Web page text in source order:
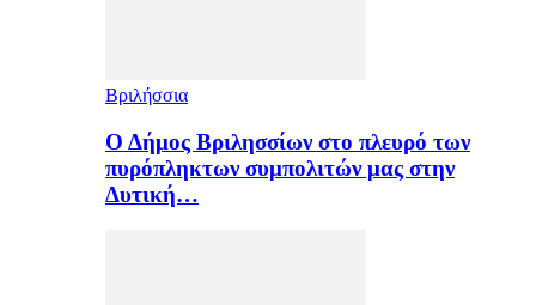
Βριλήσσια
Ο Δήμος Βριλησσίων στο πλευρό των
πυρόπληκτων συμπολιτών μας στην
Δυτική…